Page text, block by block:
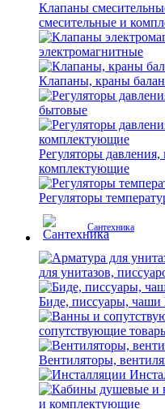
Клапаны
смесительные и
электромагнитные
Клапаны, краны
бытовые
Регуляторы давления,
комплектующие
Регуляторы
Сантехника
для унитазов,
Биде, писсуары, чаши
сопутствующие
Вентиляторы,
и комплектующие